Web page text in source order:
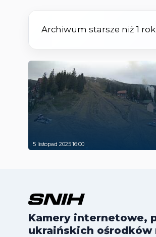
Archiwum starsze niż 1
5 listopad 2025 16:00
Kamery internetowe,
ukraińskich ośrodków